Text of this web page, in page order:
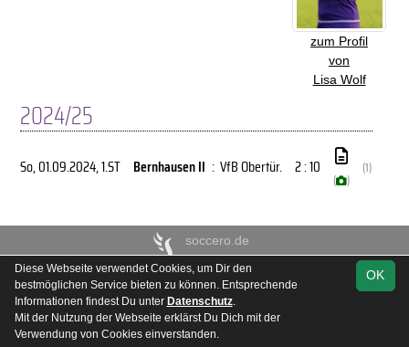
zum Profil
von
Lisa Wolf
2024/25
So, 01.09.2024, 1.ST Bernhausen II : VfB Obertür. 2 : 10
( )
(1)
soccero.de
© 2006 - 2026
Besucherstatistik Kontakt Impressum
Geburtstage
Datenschutz
OK
Diese Webseite verwendet Cookies, um Dir den
bestmöglichen Service bieten zu können. Entsprechende
Informationen findest Du unter Datenschutz.
Mit der Nutzung der Webseite erklärst Du Dich mit der
Verwendung von Cookies einverstanden.